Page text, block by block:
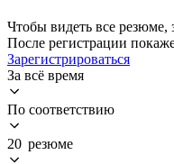
Чтобы видеть все резюме,
После регистрации
Зарегистрироваться
За всё время
По соответствию
20 резюме